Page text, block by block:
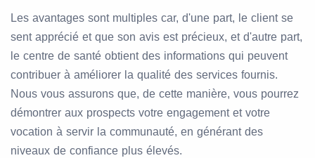
Les avantages sont multiples car, d'une part, le client se
sent apprécié et que son avis est précieux, et d'autre part,
le centre de santé obtient des informations qui peuvent
contribuer à améliorer la qualité des services fournis.
Nous vous assurons que, de cette manière, vous pourrez
démontrer aux prospects votre engagement et votre
vocation à servir la communauté, en générant des
niveaux de confiance plus élevés.